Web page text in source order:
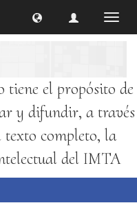
tiene el propósito de
y difundir, a través
texto completo, la
del IMTA